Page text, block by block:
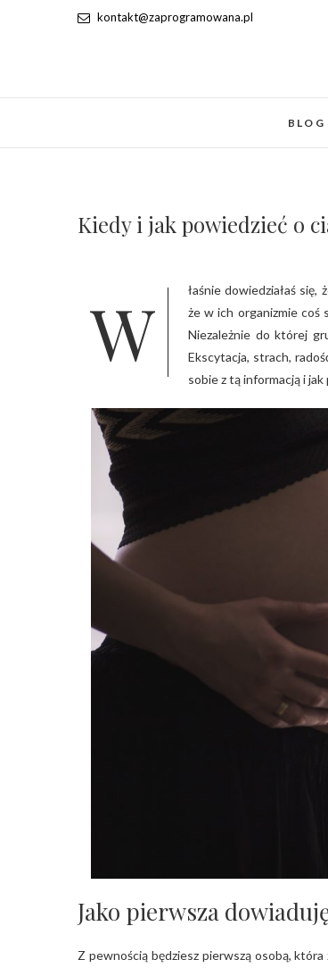
kontakt@zaprogramowana.pl
BLOG
Kiedy i jak powiedzieć o
Właśnie dowiedziałaś się, że jesteś w ciąży i co dalej? Każda kobieta jest inna. Jedne bardzo szybko orientują się,
że w ich organizmie coś
Niezależnie do której
Ekscytacja, strach,
sobie z tą informacją i
Jako pierwsza
Z pewnością będziesz pierwszą osobą,